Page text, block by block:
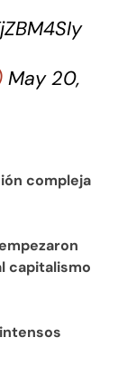
May 20,
compleja
capitalismo